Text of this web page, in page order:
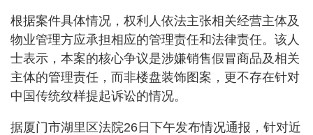
根据案件具体情况，权利人依法主张相关经营主体及
物业管理方应承担相应的管理责任和法律责任。该人
士表示，本案的核心争议是涉嫌销售假冒商品及相关
主体的管理责任，而非楼盘装饰图案，更不存在针对
中国传统纹样提起诉讼的情况。
据厦门市湖里区法院26日下午发布情况通报，针对近